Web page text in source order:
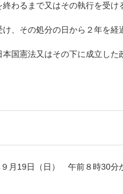
わるまで又はその執行を受け
、その処分の日から２年を経
国憲法又はその下に成立した
19日（日） 午前８時30分